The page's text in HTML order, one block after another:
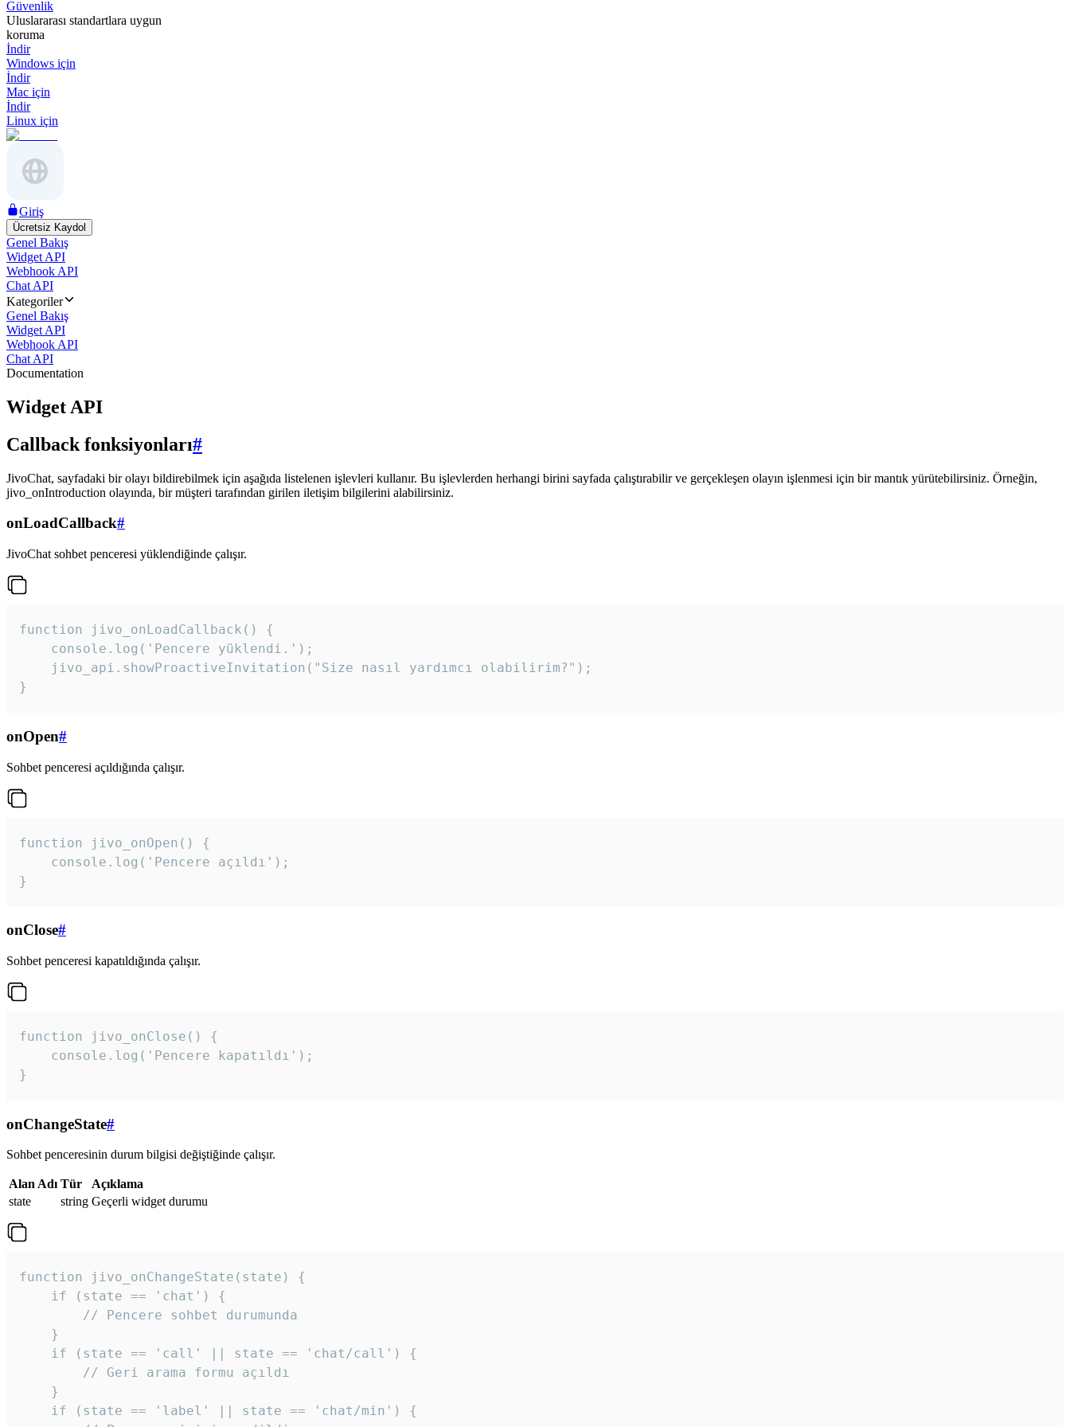
Güvenlik
Uluslararası standartlara uygun
koruma
İndir
Windows için
İndir
Mac için
İndir
Linux için
Giriş
Ücretsiz Kaydol
Genel Bakış
Widget API
Webhook API
Chat API
Kategoriler
Genel Bakış
Widget API
Webhook API
Chat API
Documentation
Widget API
Callback fonksiyonları#
JivoChat, sayfadaki bir olayı bildirebilmek için aşağıda listelenen işlevleri kullanır. Bu işlevlerden herhangi birini sayfada çalıştırabilir ve gerçekleşen olayın işlenmesi için bir mantık yürütebilirsiniz. Örneğin,
jivo_onIntroduction olayında, bir müşteri tarafından girilen iletişim bilgilerini alabilirsiniz.
onLoadCallback#
JivoChat sohbet penceresi yüklendiğinde çalışır.
function jivo_onLoadCallback() {
    console.log('Pencere yüklendi.');
    jivo_api.showProactiveInvitation("Size nasıl yardımcı olabilirim?");
}
onOpen#
Sohbet penceresi açıldığında çalışır.
function jivo_onOpen() {
    console.log('Pencere açıldı');
}
onClose#
Sohbet penceresi kapatıldığında çalışır.
function jivo_onClose() {
    console.log('Pencere kapatıldı');
}
onChangeState#
Sohbet penceresinin durum bilgisi değiştiğinde çalışır.
Alan Adı Tür
Açıklama
state
string Geçerli widget durumu
function jivo_onChangeState(state) {
    if (state == 'chat') {
        // Pencere sohbet durumunda
    }
    if (state == 'call' || state == 'chat/call') {
        // Geri arama formu açıldı
    }
    if (state == 'label' || state == 'chat/min') {